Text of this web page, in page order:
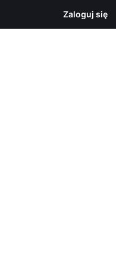
Zaloguj się